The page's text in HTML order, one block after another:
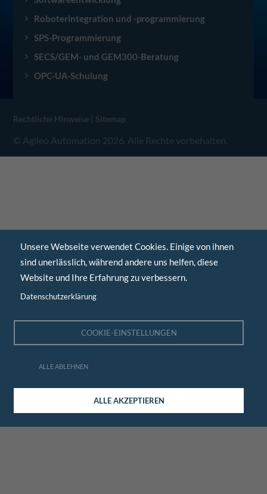
Roboterintegration und -programmierung
SPS-Programmierung
SECS/GEM- und GEM300-Beratung
OPC-UA-Schulung
Unsere Webseite verwendet Cookies. Einige von ihnen
sind unerlässlich, während andere uns helfen, diese
Website und Ihre Erfahrung zu verbessern.
Datenschutzerklärung
COOKIE-EINSTELLUNGEN
ALLE ABLEHNEN
ALLE AKZEPTIEREN
Rechtliche Hinweise | Sitemap
© Agileo Automation 2026. Alle Rechte vorbehalten.